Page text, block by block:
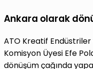
Ankara olarak
ATO Kreatif
Komisyon Üyesi Efe
dönüşüm çağında